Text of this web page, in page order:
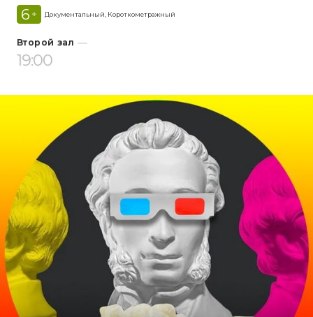
6 + Документальный, Короткометражный
Второй зал
19:00